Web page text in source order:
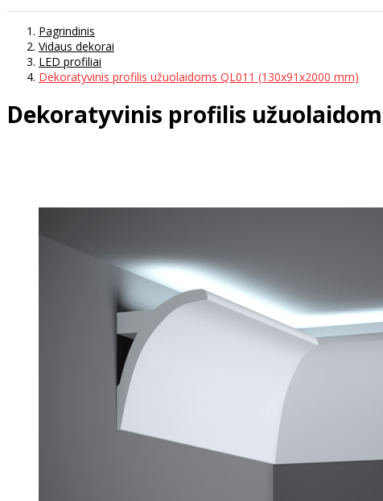
Pagrindinis
Vidaus dekorai
LED profiliai
Dekoratyvinis profilis užuolaidoms QL011 (130x91x2000 mm)
Dekoratyvinis profilis